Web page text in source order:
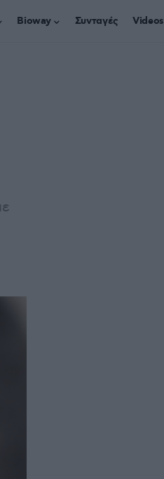
Bioway Συνταγές Videos